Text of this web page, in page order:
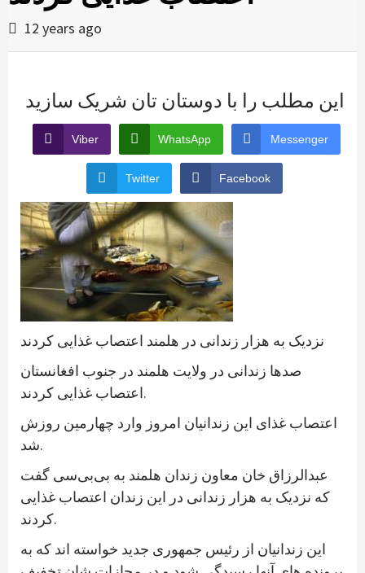
12 years ago
این مطلب را با دوستان تان شریک سازید
Viber WhatsApp Messenger
Twitter Facebook
نزدیک به هزار زندانی در هلمند اعتصاب غذایی کردند
صدها زندانی در ولایت هلمند در جنوب افغانستان
اعتصاب غذایی کردند.
اعتصاب غذای این زندانیان امروز وارد چهارمین روزش
شد.
عبدالرزاق خان معاون زندان هلمند به بی‌بی‌سی گفت
که نزدیک به هزار زندانی در این زندان اعتصاب غذایی
کردند.
این زندانیان از رئیس جمهوری جدید خواسته اند که به